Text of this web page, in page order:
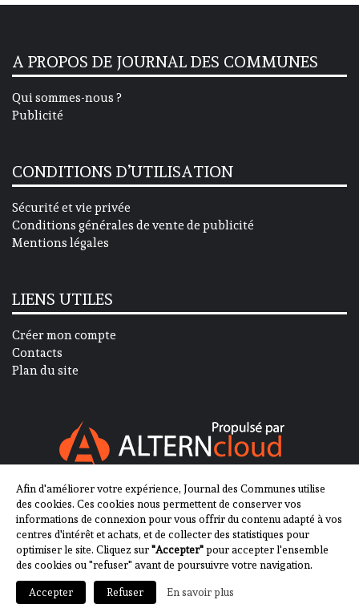
A PROPOS DE JOURNAL DES COMMUNES
Qui sommes-nous ?
Publicité
CONDITIONS D’UTILISATION
Sécurité et vie privée
Conditions générales de vente de publicité
Mentions légales
LIENS UTILES
Créer mon compte
Contacts
Plan du site
SUIVEZ-NOUS SUR
2013-2023 - Journal des Communes ©
Afin d'améliorer votre expérience, Journal des Communes utilise
des cookies. Ces cookies nous permettent de conserver vos
informations de connexion pour vous offrir du contenu adapté à vos
centres d'intérêt et achats, et de collecter des statistiques pour
optimiser le site. Cliquez sur"Accepter"pour accepter l'ensemble
des cookies ou "refuser" avant de poursuivre votre navigation.
Accepter Refuser En savoir plus